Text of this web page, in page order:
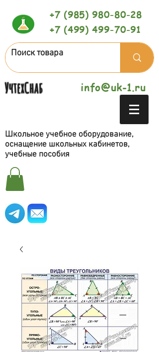
+7 (985) 980-80-28
+7 (499) 499-70-91
УчтехСнаб info@uk-1.ru
Школьное учебное оборудование,
оснащение школьных кабинетов,
учебные пособия